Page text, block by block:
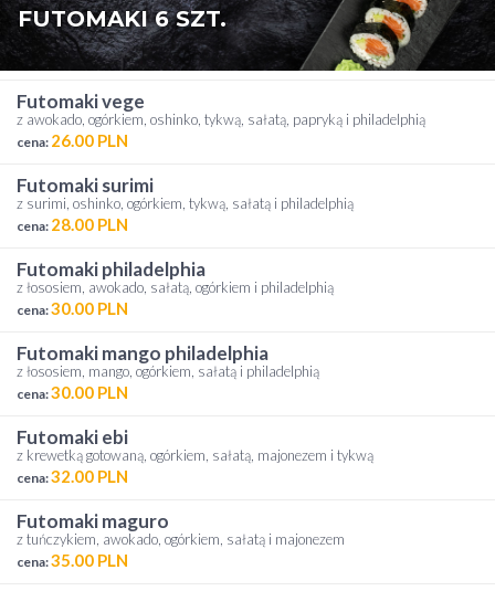
FUTOMAKI 6 SZT.
futomaki vege
z awokado, ogórkiem, oshinko, tykwą, sałatą, papryką i philadelphią
cena: 26.00 PLN
futomaki surimi
z surimi, oshinko, ogórkiem, tykwą, sałatą i philadelphią
cena: 28.00 PLN
futomaki philadelphia
z łososiem, awokado, sałatą, ogórkiem i philadelphią
cena:30.00 PLN
futomaki mango philadelphia
z łososiem, mango, ogórkiem, sałatą i philadelphią
cena:30.00 PLN
futomaki ebi
z krewetką gotowaną, ogórkiem, sałatą, majonezem i tykwą
cena:32.00 PLN
futomaki maguro
z tuńczykiem, awokado, ogórkiem, sałatą i majonezem
cena:35.00 PLN